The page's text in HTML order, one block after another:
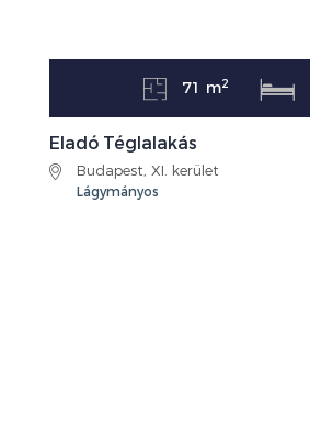
71 m2
Eladó Téglalakás
Budapest, XI. kerület
Lágymányos